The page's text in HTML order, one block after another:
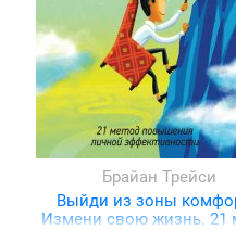
Брайан Трейси
Выйди из зоны
Измени свою жизнь. 21